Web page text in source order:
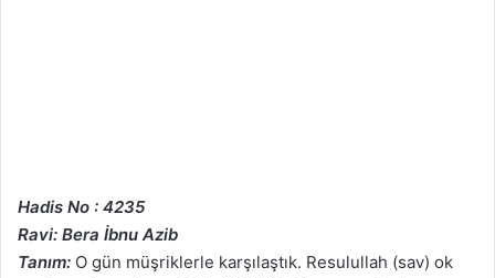
Hadis No : 4235
Ravi: Bera İbnu Azib
Tanım: O gün müşriklerle karşılaştık. Resulullah (sav) ok